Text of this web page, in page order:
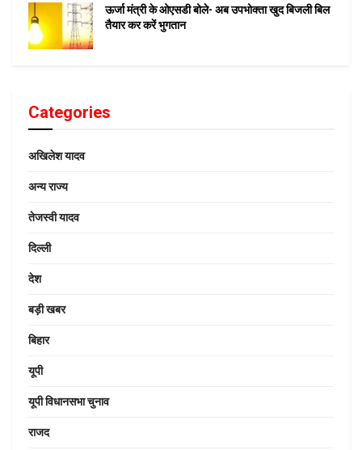
ऊर्जा मंत्री के ओएसडी बोले- अब उपभोक्ता खुद बिजली बिल
तैयार कर करें भुगतान
Categories
अखिलेश यादव
अन्य राज्य
तेजस्वी यादव
दिल्ली
देश
बड़ी खबर
बिहार
यूपी
यूपी विधानसभा चुनाव
राजद